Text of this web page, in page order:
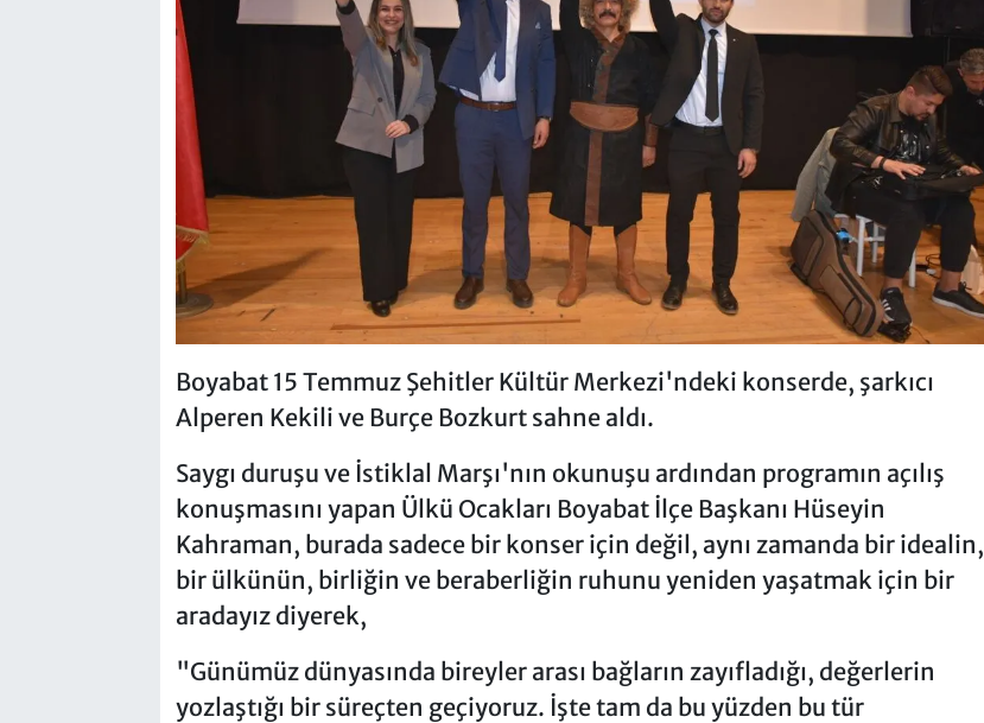
Boyabat 15 Temmuz Şehitler Kültür Merkezi'ndeki konserde, şarkıcı
Alperen Kekili ve Burçe Bozkurt sahne aldı.
Saygı duruşu ve İstiklal Marşı'nın okunuşu ardından programın açılış
konuşmasını yapan Ülkü Ocakları Boyabat İlçe Başkanı Hüseyin
Kahraman, burada sadece bir konser için değil, aynı zamanda bir idealin,
bir ülkünün, birliğin ve beraberliğin ruhunu yeniden yaşatmak için bir
aradayız diyerek,
"Günümüz dünyasında bireyler arası bağların zayıfladığı, değerlerin
yozlaştığı bir süreçten geçiyoruz. İşte tam da bu yüzden bu tür